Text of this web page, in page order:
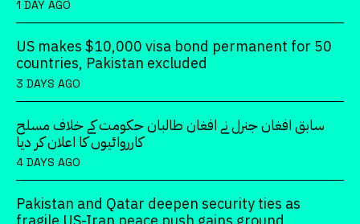
1 DAY AGO
US makes $10,000 visa bond permanent for 50
countries, Pakistan excluded
3 DAYS AGO
سابق افغان جنرل نے افغان طالبان حکومت کے خلاف مسلح
کارروائیوں کا اعلان کر دیا
4 DAYS AGO
Pakistan and Qatar deepen security ties as